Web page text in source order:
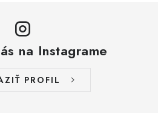
na Instagrame
PROFIL